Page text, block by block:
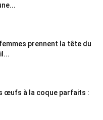
prennent la tête du
œufs à la coque parfaits :